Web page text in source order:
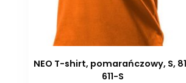
NEO T-shirt, pomarańczowy, S,
611-S